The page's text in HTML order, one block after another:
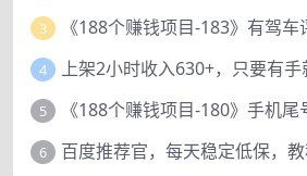
3
4
5
6 百度推荐官，每天稳定低保，